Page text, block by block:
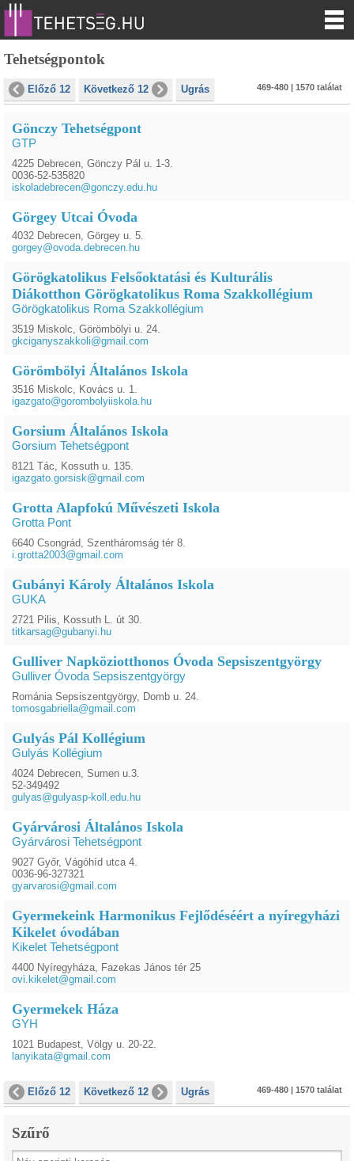
Tehetségpontok
Előző 12 Következő 12 Ugrás 469-480 | 1570 találat
Gönczy Tehetségpont
GTP
4225 Debrecen, Gönczy Pál u. 1-3.
0036-52-535820
iskoladebrecen@gonczy.edu.hu
Görgey Utcai Óvoda
4032 Debrecen, Görgey u. 5.
gorgey@ovoda.debrecen.hu
Görögkatolikus Felsőoktatási és Kulturális
Diákotthon Görögkatolikus Roma Szakkollégium
Görögkatolikus Roma Szakkollégium
3519 Miskolc, Görömbölyi u. 24.
gkciganyszakkoli@gmail.com
Görömbölyi Általános Iskola
3516 Miskolc, Kovács u. 1.
igazgato@gorombolyiiskola.hu
Gorsium Általános Iskola
Gorsium Tehetségpont
8121 Tác, Kossuth u. 135.
igazgato.gorsisk@gmail.com
Grotta Alapfokú Művészeti Iskola
Grotta Pont
6640 Csongrád, Szentháromság tér 8.
i.grotta2003@gmail.com
Gubányi Károly Általános Iskola
GUKA
2721 Pilis, Kossuth L. út 30.
titkarsag@gubanyi.hu
Gulliver Napköziotthonos Óvoda Sepsiszentgyörgy
Gulliver Óvoda Sepsiszentgyörgy
Románia Sepsiszentgyörgy, Domb u. 24.
tomosgabriella@gmail.com
Gulyás Pál Kollégium
Gulyás Kollégium
4024 Debrecen, Sumen u.3.
52-349492
gulyas@gulyasp-koll.edu.hu
Gyárvárosi Általános Iskola
Gyárvárosi Tehetségpont
9027 Győr, Vágóhíd utca 4.
0036-96-327321
gyarvarosi@gmail.com
Gyermekeink Harmonikus Fejlődéséért a nyíregyházi
Kikelet óvodában
Kikelet Tehetségpont
4400 Nyíregyháza, Fazekas János tér 25
ovi.kikelet@gmail.com
Gyermekek Háza
GYH
1021 Budapest, Völgy u. 20-22.
lanyikata@gmail.com
Előző 12 Következő 12 Ugrás 469-480 | 1570 találat
Szűrő